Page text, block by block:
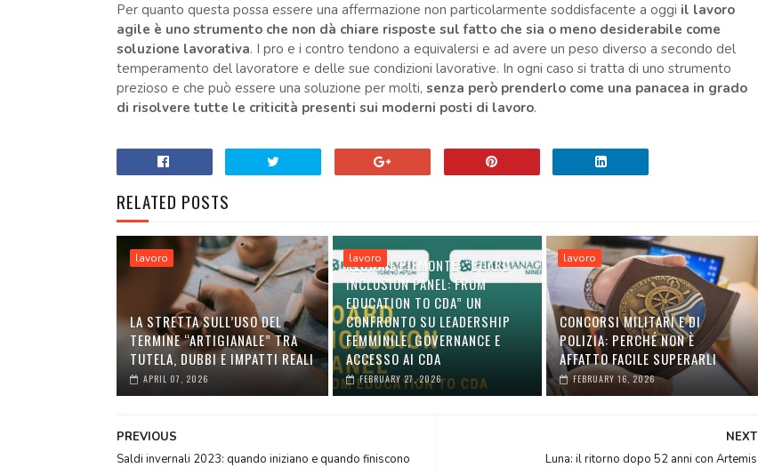
Per quanto questa possa essere una affermazione non particolarmente soddisfacente a oggi il lavoro
agile è uno strumento che non dà chiare risposte sul fatto che sia o meno desiderabile come
soluzione lavorativa. I pro e i contro tendono a equivalersi e ad avere un peso diverso a secondo del
temperamento del lavoratore e delle sue condizioni lavorative. In ogni caso si tratta di uno strumento
prezioso e che può essere una soluzione per molti, senza però prenderlo come una panacea in grado
di risolvere tutte le criticità presenti sui moderni posti di lavoro.
RELATED POSTS
lavoro
LA STRETTA SULL’USO DEL
TERMINE “ARTIGIANALE” TRA
TUTELA, DUBBI E IMPATTI REALI
APRIL 07, 2026
lavoro
REGIONE PIEMONTE: “BOARD
INCLUSION PANEL: FROM
EDUCATION TO CDA” UN
CONFRONTO SU LEADERSHIP
FEMMINILE, GOVERNANCE E
ACCESSO AI CDA
FEBRUARY 27, 2026
lavoro
CONCORSI MILITARI E DI
POLIZIA: PERCHÉ NON È
AFFATTO FACILE SUPERARLI
FEBRUARY 16, 2026
NEXT
Luna: il ritorno dopo 52 anni con Artemis
PREVIOUS
Saldi invernali 2023: quando iniziano e quando finiscono